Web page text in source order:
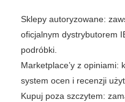
Sklepy autoryzowane:
oficjalnym dystrybutorem
podróbki.
Marketplace’y z opiniami:
system ocen i recenzji
Kupuj poza szczytem: